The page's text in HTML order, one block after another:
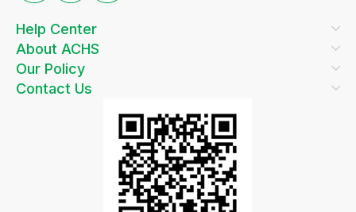
Help Center
About ACHS
Our Policy
Contact Us